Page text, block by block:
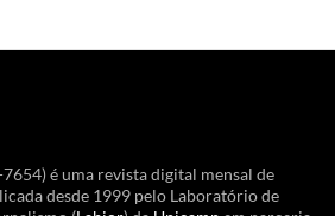
7654) é uma revista digital mensal de
desde 1999 pelo Laboratório de